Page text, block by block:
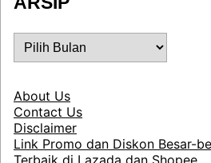
ARSIP
About Us
Contact Us
Disclaimer
Link Promo dan Diskon Besar-
Terbaik di Lazada dan Shopee